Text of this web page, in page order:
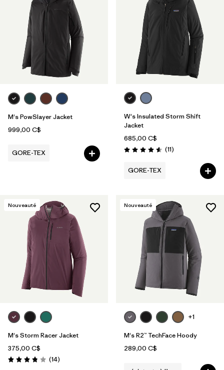
M's PowSlayer Jacket
999,00 C$
GORE-TEX
W's Insulated Storm Shift
Jacket
685,00 C$
Évaluation: 4.5 / 5
(11Avis
)
GORE-TEX
Nouveauté
M's Storm Racer Jacket
375,00 C$
Évaluation: 3.9 / 5
(14Avis
)
Nouveauté
+1
M's R2™ TechFace Hoody
289,00 C$